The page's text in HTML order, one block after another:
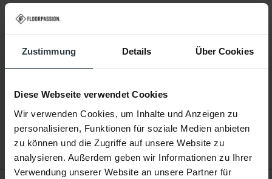
Zustimmung Details Über Cookies
Diese Webseite verwendet Cookies
Wir verwenden Cookies, um Inhalte und Anzeigen zu
personalisieren, Funktionen für soziale Medien anbieten
zu können und die Zugriffe auf unsere Website zu
analysieren. Außerdem geben wir Informationen zu Ihrer
Verwendung unserer Website an unsere Partner für
Höhe: 6 Cm
Produktionsland: Niederlande
Garantie: 2 Jahre
Fußbodenheizung: Geeignet